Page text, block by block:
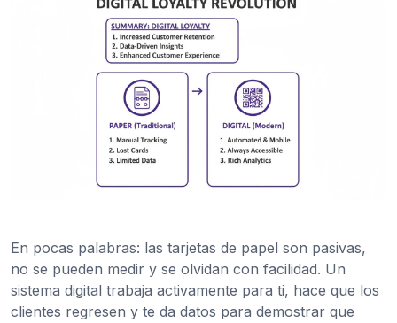
En pocas palabras: las tarjetas de papel son pasivas,
no se pueden medir y se olvidan con facilidad. Un
sistema digital trabaja activamente para ti, hace que los
clientes regresen y te da datos para demostrar que